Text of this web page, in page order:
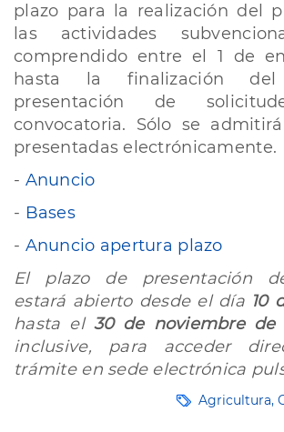
plazo para la realización del
las actividades
comprendido entre el 1 de
hasta la finalización
presentación de
convocatoria. Sólo se
presentadas electrónicamente.
- Anuncio
- Bases
- Anuncio apertura plazo
El plazo de presentación
estará abierto desde el día 10
hasta el 30 de noviembre de
inclusive, para acceder
trámite en sede electrónica
Agricultura,